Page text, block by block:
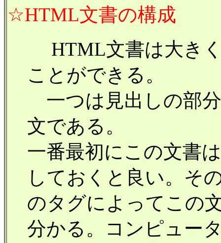
☆HTML文書の構成
HTML文書は大き
ことができる。
一つは見出しの部
文である。
一番最初にこの文書
しておくと良い。そ
のタグによってこの
分かる。コンピュー